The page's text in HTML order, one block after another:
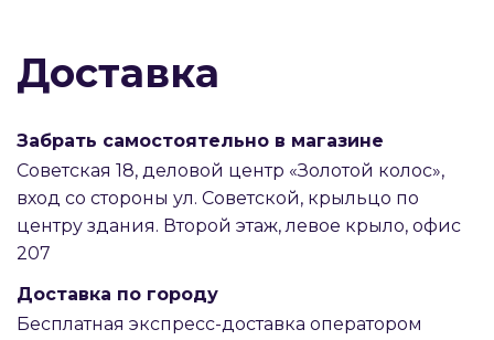
Доставка
Забрать самостоятельно в магазине
Советская 18, деловой центр «Золотой колос»,
вход со стороны ул. Советской, крыльцо по
центру здания. Второй этаж, левое крыло, офис
207
Доставка по городу
Бесплатная экспресс-доставка оператором